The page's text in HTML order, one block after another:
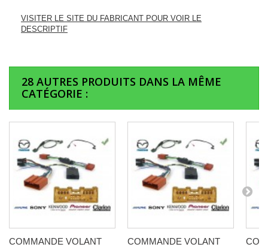
VISITER LE SITE DU FABRICANT POUR VOIR LE
DESCRIPTIF
28 AUTRES PRODUITS DANS LA MÊME
CATÉGORIE :
COMMANDE VOLANT
COMMANDE VOLANT